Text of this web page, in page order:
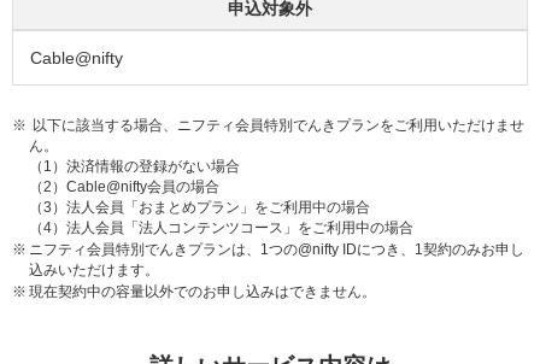
申込対象外
Cable@nifty
※ 以下に該当する場合、ニフティ会員特別でんきプランをご利用いただけませ
ん。
（1）決済情報の登録がない場合
（2）Cable@nifty会員の場合
（3）法人会員「おまとめプラン」をご利用中の場合
（4）法人会員「法人コンテンツコース」をご利用中の場合
※ ニフティ会員特別でんきプランは、1つの@nifty IDにつき、1契約のみお申し
込みいただけます。
※ 現在契約中の容量以外でのお申し込みはできません。